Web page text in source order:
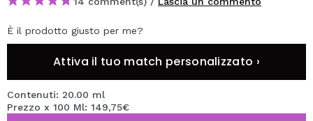
È il prodotto giusto per me?
Attiva il tuo match personalizzato ›
Contenuti: 20.00 ml
Prezzo x 100 Ml: 149,75€